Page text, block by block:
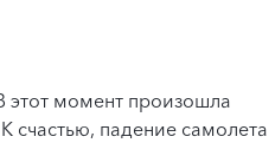
этот момент произошла
счастью, падение самолета